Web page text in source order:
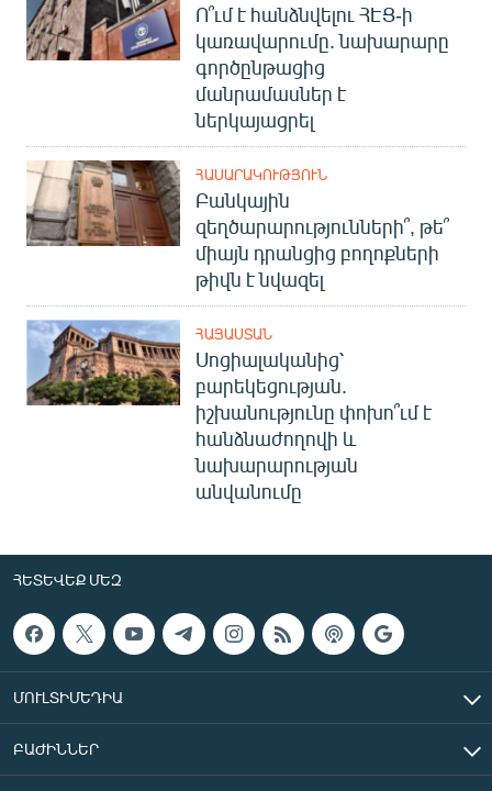
Ո՞ւմ է հանձնվելու ՀԷՑ-ի
կառավարումը. նախարարը
գործընթացից
մանրամասներ է
ներկայացրել
ՀԱՍԱՐԱԿՈՒԹՅՈՒՆ
Բանկային
զեղծարարությունների՞, թե՞
միայն դրանցից բողոքների
թիվն է նվազել
ՀԱՅԱՍՏԱՆ
Սոցիալականից՝
բարեկեցության.
իշխանությունը փոխո՞ւմ է
հանձնաժողովի և
նախարարության
անվանումը
ՀԵՏԵՎԵՔ ՄԵԶ
ՄՈՒԼՏԻՄԵԴԻԱ
ԲԱԺԻՆՆԵՐ